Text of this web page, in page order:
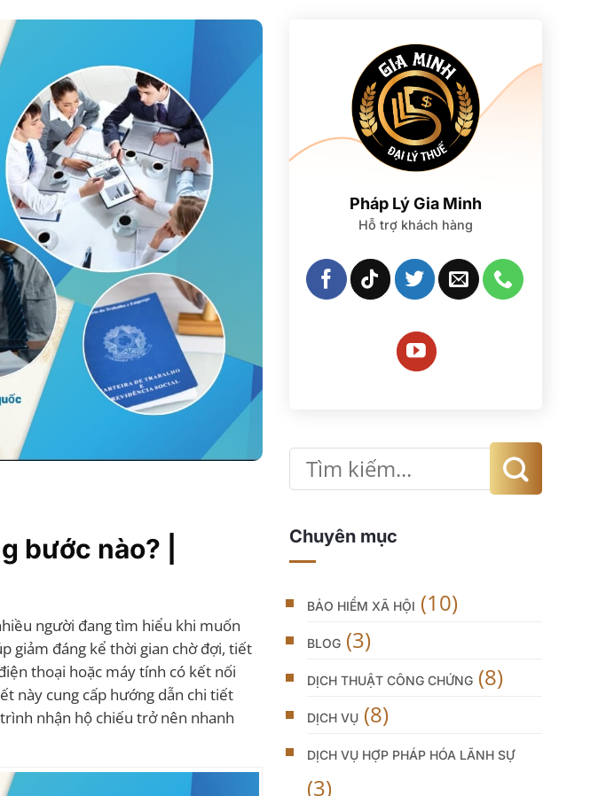
bước nào? |
người đang tìm hiểu khi muốn
giảm đáng kể thời gian chờ đợi, tiết
thoại hoặc máy tính có kết nối
này cung cấp hướng dẫn chi tiết
nhận hộ chiếu trở nên nhanh
Pháp Lý Gia Minh
Hỗ trợ khách hàng
Chuyên mục
BẢO HIỂM XÃ HỘI (10)
BLOG (3)
DỊCH THUẬT CÔNG CHỨNG (8)
DỊCH VỤ (8)
DỊCH VỤ HỢP PHÁP HÓA LÃNH SỰ
(3)